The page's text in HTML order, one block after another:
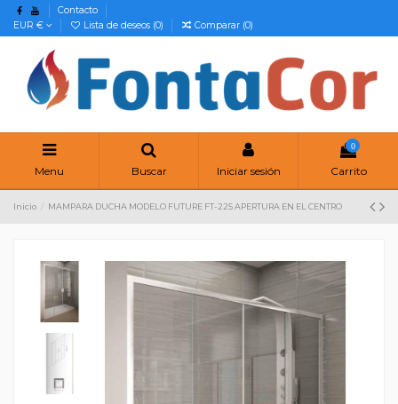
Contacto
EUR €
Lista de deseos (0) Comparar (0)
Menu Buscar Iniciar sesión
0
Carrito
Inicio MAMPARA DUCHA MODELO FUTURE FT-225 APERTURA EN EL CENTRO